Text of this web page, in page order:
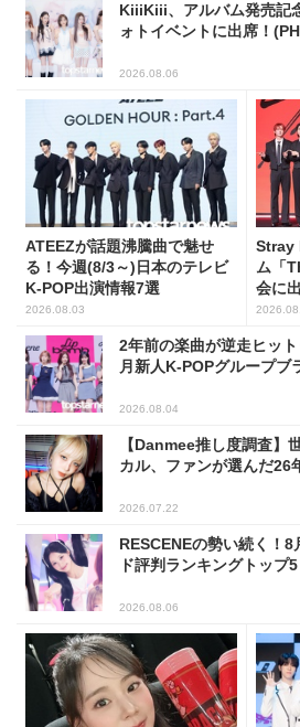
KiiiKiii、アルバム発売記
ォトイベントに出席！
2026.08.06
ATEEZが話題沸騰曲で魅せ
る！今週(8/3～)日本のテレビ
K-POP出演情報7選
2026.08.03
Stray
ム「
会に
2年前の楽曲が逆走ヒッ
月新人K-POPグループブ
2026.08.04
【Danmee推し度調査】
カル、ファンが選んだ26
2026.07.22
RESCENEの勢い続く！
ド評判ランキングトップ5
2026.08.06